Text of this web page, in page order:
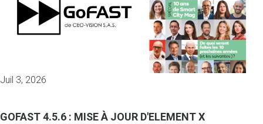
Juil 3, 2026
GOFAST 4.5.6 : MISE À JOUR D'ELEMENT X